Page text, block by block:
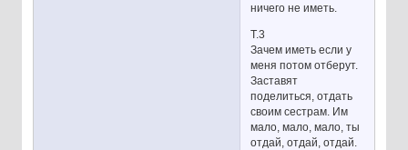
ничего не иметь.
Т.3
Зачем иметь если у
меня потом отберут.
Заставят
поделиться, отдать
своим сестрам. Им
мало, мало, мало, ты
отдай, отдай, отдай.